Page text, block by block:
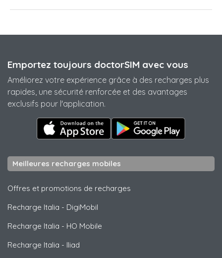
Emportez toujours doctorSIM avec vous
Améliorez votre expérience grâce à des recharges plus
rapides, une sécurité renforcée et des avantages
exclusifs pour l'application.
Meilleures recharges mobiles
Offres et promotions de recharges
Recharge Italia - DigiMobil
Recharge Italia - HO Mobile
Recharge Italia - Iliad